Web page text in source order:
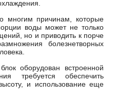
многим причинам, которые
воды может не только
но и приводить к порче
болезнетворных
оборудован встроенной
требуется обеспечить
и использование еще